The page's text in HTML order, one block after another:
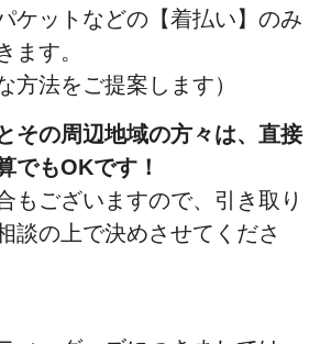
ケットなどの【着払い】のみ
ます。
方法をご提案します）
その周辺地域の方々は、直接
でもOKです！
もございますので、引き取り
談の上で決めさせてくださ